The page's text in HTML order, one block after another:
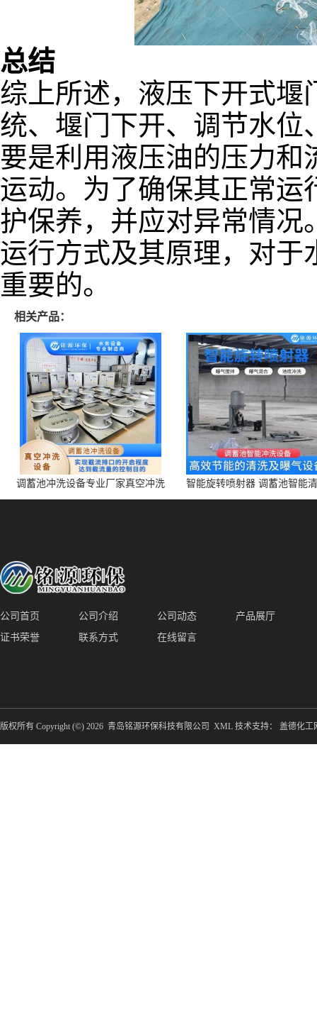
总结
综上所述，液压下开式堰
统、堰门下开、调节水位
要是利用液压油的压力
运动。为了确保其正常运
护保养，并应对异常情况
运行方式及其原理，对于
重要的。
相关产品：
调蓄池冲洗设备专业厂家真空冲洗
装置厂家青岛铭源环保减少堵塞设
智能旋转喷射器 调蓄池智能
点对点面对面旋转清洗
公司首页 公司介绍 公司动态
产品展厅
证书荣誉
联系方式 在线留言
版权所有 Copyright (©) 2026 青岛铭源环保科技有限公司 XML 技术支持： 盖德化工